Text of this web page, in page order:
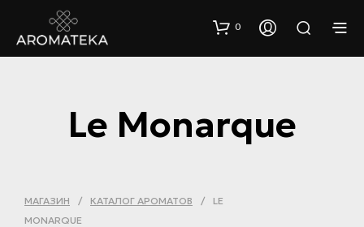
0
Le Monarque
МАГАЗИН / КАТАЛОГ АРОМАТОВ /
LE
MONARQUE